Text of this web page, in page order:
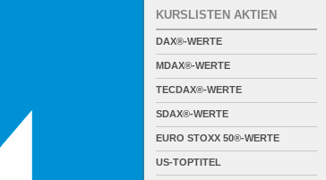
KURSLISTEN AKTIEN
DAX®-WERTE
MDAX®-WERTE
TECDAX®-WERTE
SDAX®-WERTE
EURO STOXX 50®-WERTE
US-TOPTITEL